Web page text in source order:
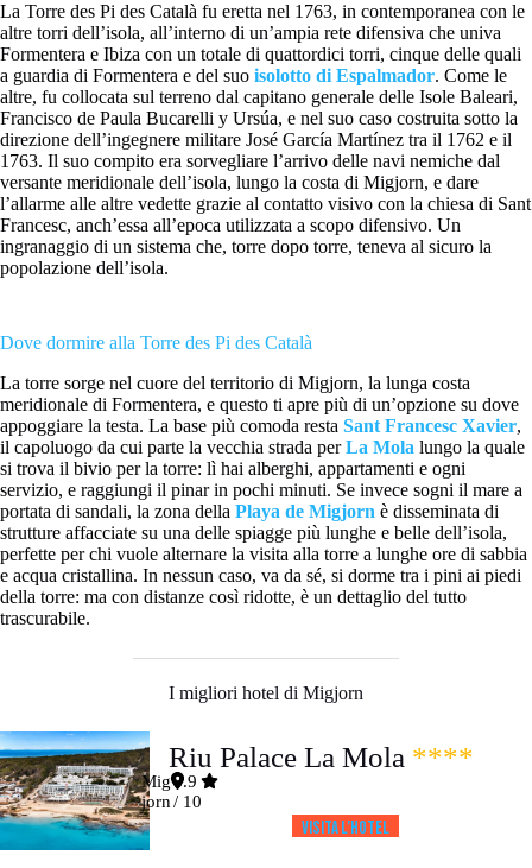
La Torre des Pi des Català fu eretta nel 1763, in contemporanea con le
altre torri dell’isola, all’interno di un’ampia rete difensiva che univa
Formentera e Ibiza con un totale di quattordici torri, cinque delle quali
a guardia di Formentera e del suo isolotto di Espalmador. Come le
altre, fu collocata sul terreno dal capitano generale delle Isole Baleari,
Francisco de Paula Bucarelli y Ursúa, e nel suo caso costruita sotto la
direzione dell’ingegnere militare José García Martínez tra il 1762 e il
1763. Il suo compito era sorvegliare l’arrivo delle navi nemiche dal
versante meridionale dell’isola, lungo la costa di Migjorn, e dare
l’allarme alle altre vedette grazie al contatto visivo con la chiesa di Sant
Francesc, anch’essa all’epoca utilizzata a scopo difensivo. Un
ingranaggio di un sistema che, torre dopo torre, teneva al sicuro la
popolazione dell’isola.
Dove dormire alla Torre des Pi des Català
La torre sorge nel cuore del territorio di Migjorn, la lunga costa
meridionale di Formentera, e questo ti apre più di un’opzione su dove
appoggiare la testa. La base più comoda resta Sant Francesc Xavier,
il capoluogo da cui parte la vecchia strada perLa Mola lungo la quale
si trova il bivio per la torre: lì hai alberghi, appartamenti e ogni
servizio, e raggiungi il pinar in pochi minuti. Se invece sogni il mare a
portata di sandali, la zona della Playa de Migjorn è disseminata di
strutture affacciate su una delle spiagge più lunghe e belle dell’isola,
perfette per chi vuole alternare la visita alla torre a lunghe ore di sabbia
e acqua cristallina. In nessun caso, va da sé, si dorme tra i pini ai piedi
della torre: ma con distanze così ridotte, è un dettaglio del tutto
trascurabile.
I migliori hotel di Migjorn
Riu Palace La Mola ****
Mig
jorn
8.9
/ 10
Visita l’HOTEL